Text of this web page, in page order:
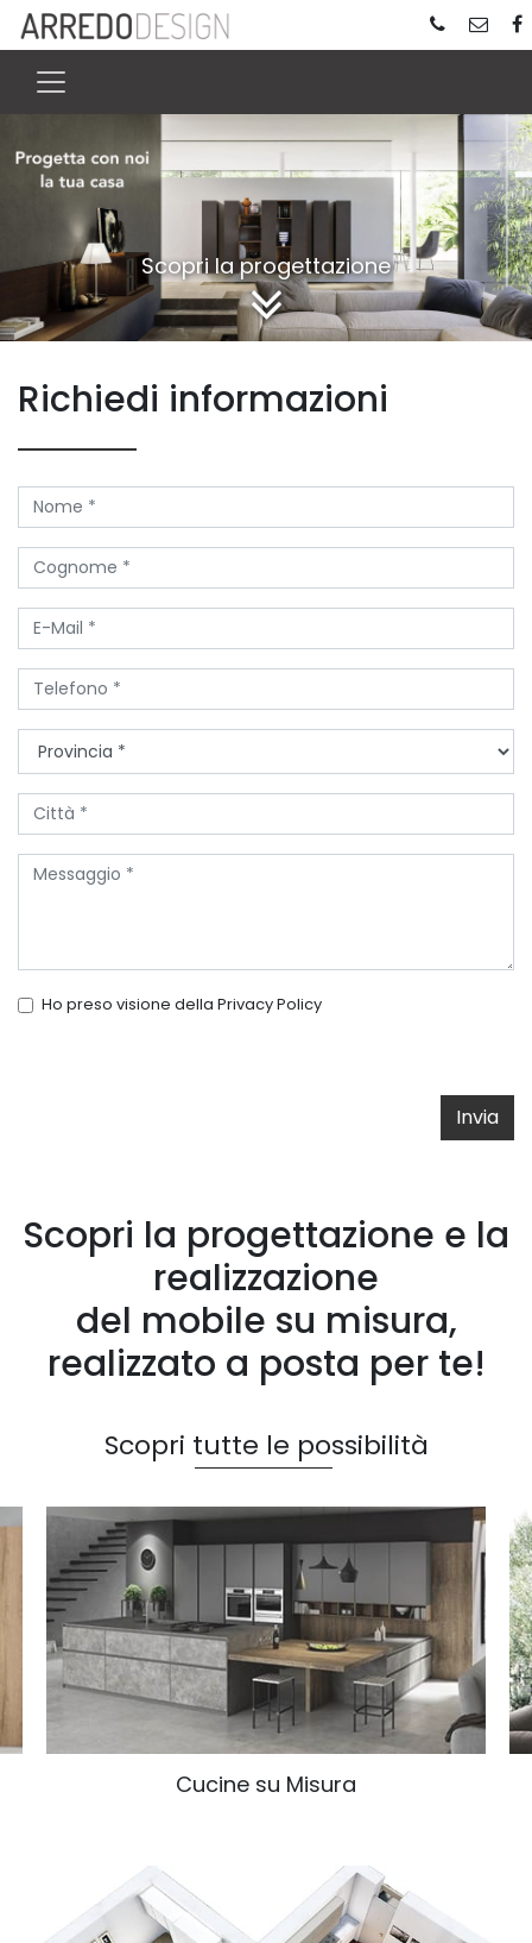
Scopri la progettazione
Richiedi informazioni
Ho preso visione della Privacy Policy
Invia
Scopri la progettazione e la
realizzazione
del mobile su misura,
realizzato a posta per te!
Scopri tutte le possibilità
Cucine su Misura